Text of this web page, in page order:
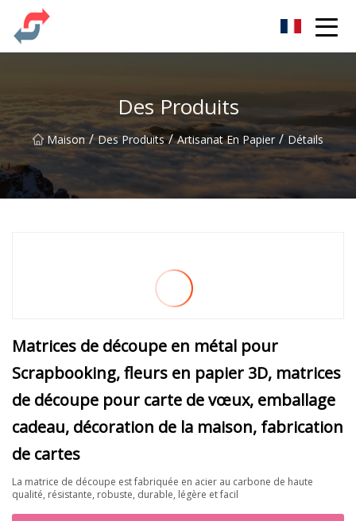
Des Produits
Maison / Des Produits / Artisanat En Papier / Détails
Matrices de découpe en métal pour
Scrapbooking, fleurs en papier 3D, matrices
de découpe pour carte de vœux, emballage
cadeau, décoration de la maison, fabrication
de cartes
La matrice de découpe est fabriquée en acier au carbone de haute
qualité, résistante, robuste, durable, légère et facil